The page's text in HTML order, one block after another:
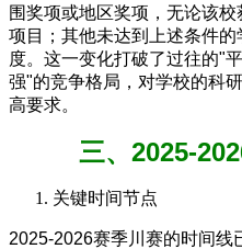
围奖项或地区奖项，无论该
项目；其他未达到上述条件
度。这一变化打破了过往的"
强"的竞争格局，对学校的科
高要求。
三、2025-
关键时间节点
2025-2026赛季川赛的时间线